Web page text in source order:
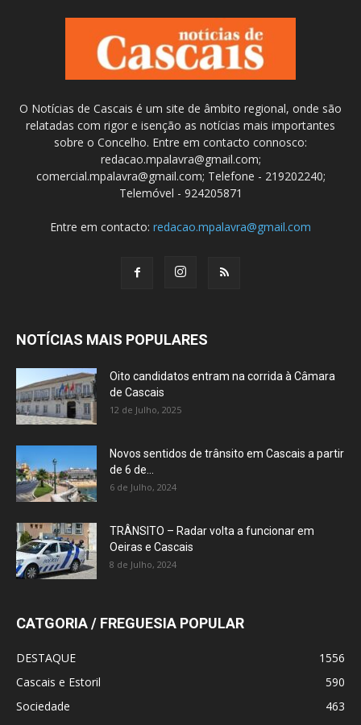
O Notícias de Cascais é um site de âmbito regional, onde são
relatadas com rigor e isenção as notícias mais importantes
sobre o Concelho. Entre em contacto connosco:
redacao.mpalavra@gmail.com;
comercial.mpalavra@gmail.com; Telefone - 219202240;
Telemóvel - 924205871
Entre em contacto: redacao.mpalavra@gmail.com
NOTÍCIAS MAIS POPULARES
Oito candidatos entram na corrida à Câmara
de Cascais
12 de Julho, 2025
Novos sentidos de trânsito em Cascais a partir
de 6 de...
6 de Julho, 2024
TRÂNSITO – Radar volta a funcionar em
Oeiras e Cascais
8 de Julho, 2024
CATGORIA / FREGUESIA POPULAR
DESTAQUE
1556
Cascais e Estoril
590
Sociedade
463